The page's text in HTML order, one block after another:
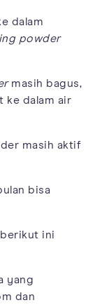
dalam
powder
masih bagus,
ke dalam air
masih aktif
bisa
berikut ini
yang
dan